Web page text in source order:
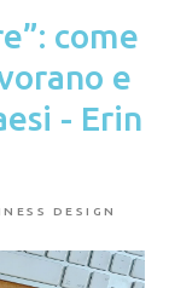
come
e
- Erin
DESIGN